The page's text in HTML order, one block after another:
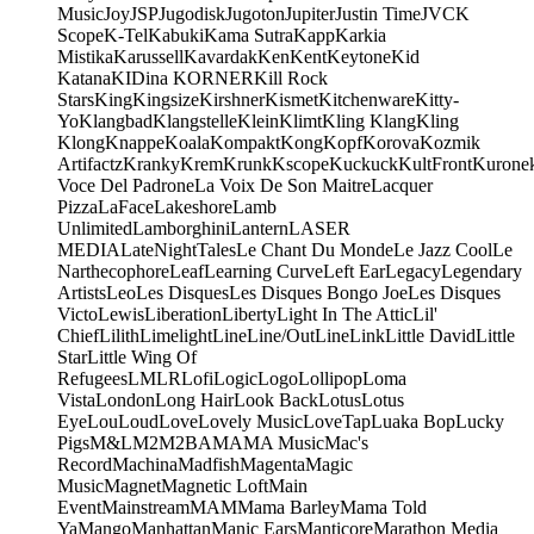
MusicJoyJSPJugodiskJugotonJupiterJustin TimeJVCK
ScopeK-TelKabukiKama SutraKappKarkia
MistikaKarussellKavardakKenKentKeytoneKid
KatanaKIDina KORNERKill Rock
StarsKingKingsizeKirshnerKismetKitchenwareKitty-
YoKlangbadKlangstelleKleinKlimtKling KlangKling
KlongKnappeKoalaKompaktKongKopfKorovaKozmik
ArtifactzKrankyKremKrunkKscopeKuckuckKultFront
Voce Del PadroneLa Voix De Son MaitreLacquer
PizzaLaFaceLakeshoreLamb
UnlimitedLamborghiniLanternLASER
MEDIALateNightTalesLe Chant Du MondeLe Jazz CoolLe
NarthecophoreLeafLearning CurveLeft EarLegacyLegendary
ArtistsLeoLes DisquesLes Disques Bongo JoeLes Disques
VictoLewisLiberationLibertyLight In The AtticLil'
ChiefLilithLimelightLineLine/OutLineLinkLittle DavidLittle
StarLittle Wing Of
RefugeesLMLRLofiLogicLogoLollipopLoma
VistaLondonLong HairLook BackLotusLotus
EyeLouLoudLoveLovely MusicLoveTapLuaka BopLucky
PigsM&LM2M2BAMAMA MusicMac's
RecordMachinaMadfishMagentaMagic
MusicMagnetMagnetic LoftMain
EventMainstreamMAMMama BarleyMama Told
YaMangoManhattanManic EarsManticoreMarathon Media